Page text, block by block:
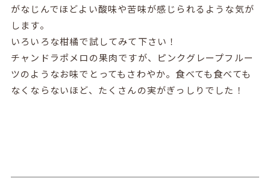
がなじんでほどよい酸味や苦味が感じられるような気が
します。
いろいろな柑橘で試してみて下さい！
チャンドラポメロの果肉ですが、ピンクグレープフルー
ツのようなお味でとってもさわやか。食べても食べても
なくならないほど、たくさんの実がぎっしりでした！